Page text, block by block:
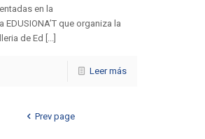
en la
EDUSIONA’T que organiza la
de Ed [...]
Leer más
Prev page